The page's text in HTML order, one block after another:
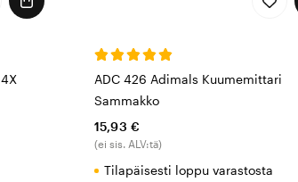
huolellisesti
muun muassa Art and
lääketieteellisille järjestöille
ADC 426 Adimals Kuumemittari
Sammakko
15,93 €
(ei sis. ALV:tä)
Tilapäisesti loppu varastosta